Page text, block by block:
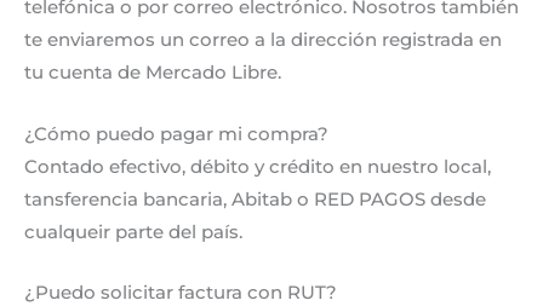
telefónica o por correo electrónico. Nosotros también
te enviaremos un correo a la dirección registrada en
tu cuenta de Mercado Libre.
¿Cómo puedo pagar mi compra?
Contado efectivo, débito y crédito en nuestro local,
tansferencia bancaria, Abitab o RED PAGOS desde
cualqueir parte del país.
¿Puedo solicitar factura con RUT?